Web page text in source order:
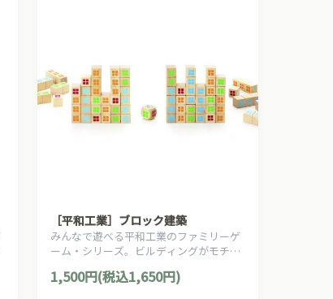
［平和工業］ブロック建築
みんなで遊べる平和工業のファミリーゲ
ーム・シリーズ。ビルディングがモチー
1,500円(税込1,650円)